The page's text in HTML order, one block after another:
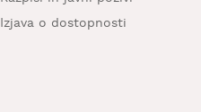
Izjava o dostopnosti